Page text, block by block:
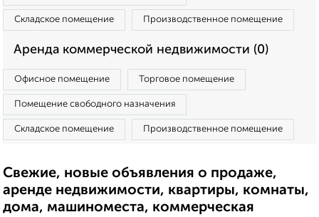
Складское помещение Производственное помещение
Аренда коммерческой недвижимости (0)
Офисное помещение Торговое помещение
Помещение свободного назначения
Складское помещение Производственное помещение
Свежие, новые объявления о продаже,
аренде недвижимости, квартиры, комнаты,
дома, машиноместа, коммерческая